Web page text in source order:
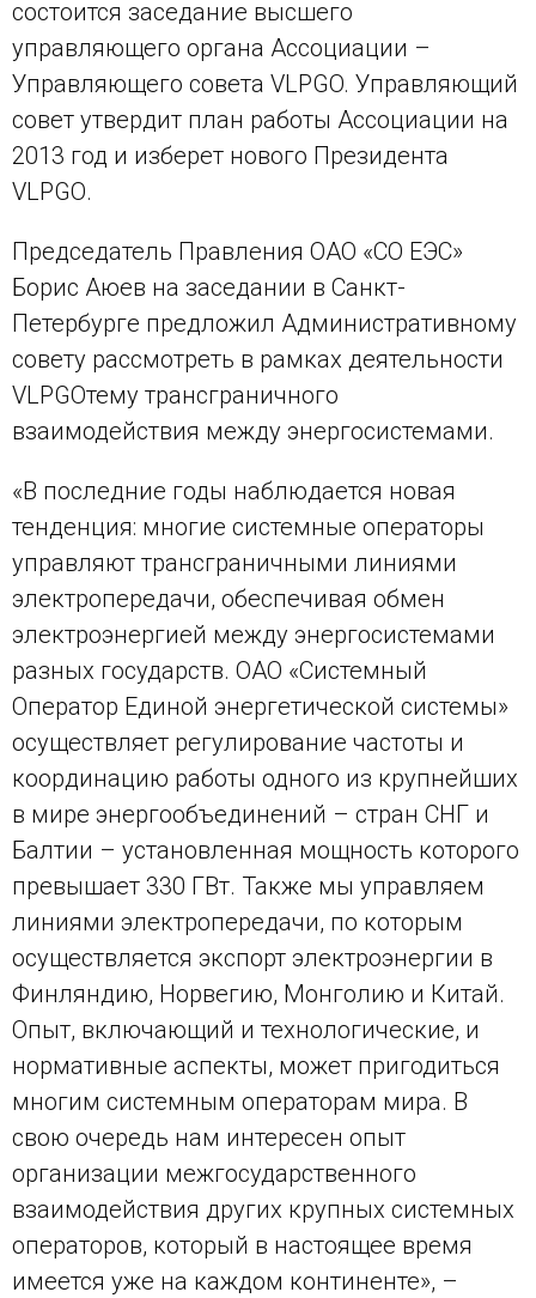
состоится заседание высшего
управляющего органа Ассоциации –
Управляющего совета VLPGO. Управляющий
совет утвердит план работы Ассоциации на
2013 год и изберет нового Президента
VLPGO.
Председатель Правления ОАО «СО ЕЭС»
Борис Аюев на заседании в Санкт-
Петербурге предложил Административному
совету рассмотреть в рамках деятельности
VLPGOтему трансграничного
взаимодействия между энергосистемами.
«В последние годы наблюдается новая
тенденция: многие системные операторы
управляют трансграничными линиями
электропередачи, обеспечивая обмен
электроэнергией между энергосистемами
разных государств. ОАО «Системный
Оператор Единой энергетической системы»
осуществляет регулирование частоты и
координацию работы одного из крупнейших
в мире энергообъединений – стран СНГ и
Балтии – установленная мощность которого
превышает 330 ГВт. Также мы управляем
линиями электропередачи, по которым
осуществляется экспорт электроэнергии в
Финляндию, Норвегию, Монголию и Китай.
Опыт, включающий и технологические, и
нормативные аспекты, может пригодиться
многим системным операторам мира. В
свою очередь нам интересен опыт
организации межгосударственного
взаимодействия других крупных системных
операторов, который в настоящее время
имеется уже на каждом континенте», –